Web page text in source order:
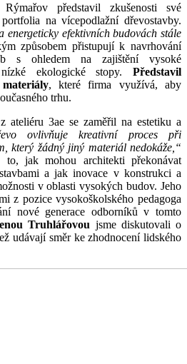
představil zkušenosti své
na vícepodlažní dřevostavby.
energeticky efektivních budovách stále
způsobem přistupují k navrhování
s ohledem na zajištění vysoké
ekologické stopy. Představil
, které firma využívá, aby
trhu.
z ateliéru 3ae se zaměřil na estetiku a
ovlivňuje kreativní proces při
který žádný jiný materiál nedokáže,“
jak mohou architekti překonávat
a jak inovace v konstrukci a
v oblasti vysokých budov. Jeho
z pozice vysokoškolského pedagoga
nové generace odborníků v tomto
Truhlářovou jsme diskutovali o
udávají směr ke zhodnocení lidského